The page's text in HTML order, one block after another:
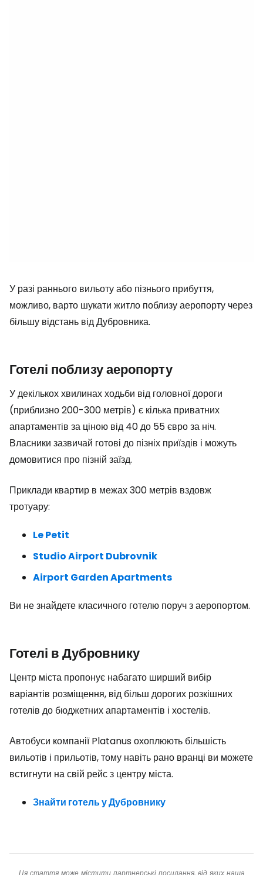
У разі раннього вильоту або пізнього прибуття,
можливо, варто шукати житло поблизу аеропорту через
більшу відстань від Дубровника.
Готелі поблизу аеропорту
У декількох хвилинах ходьби від головної дороги
(приблизно 200-300 метрів) є кілька приватних
апартаментів за ціною від 40 до 55 євро за ніч.
Власники зазвичай готові до пізніх приїздів і можуть
домовитися про пізній заїзд.
Приклади квартир в межах 300 метрів вздовж
тротуару:
Le Petit
Studio Airport Dubrovnik
Airport Garden Apartments
Ви не знайдете класичного готелю поруч з аеропортом.
Готелі в Дубровнику
Центр міста пропонує набагато ширший вибір
варіантів розміщення, від більш дорогих розкішних
готелів до бюджетних апартаментів і хостелів.
Автобуси компанії Platanus охоплюють більшість
вильотів і прильотів, тому навіть рано вранці ви можете
встигнути на свій рейс з центру міста.
Знайти готель у Дубровнику
Ця стаття може містити партнерські посилання, від яких наша